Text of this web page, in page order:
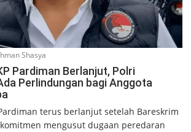
Shasya
Pardiman Berlanjut, Polri
Perlindungan bagi Anggota
terus berlanjut setelah Bareskrim
mengusut dugaan peredaran